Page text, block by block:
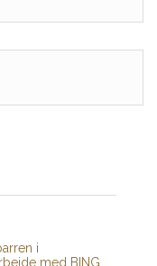
i
med BING